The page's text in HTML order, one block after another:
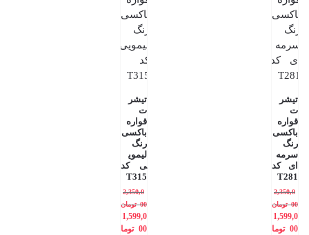
تیشر
ت
قواره
باکسی
رنگ
سرمه
ای کد
T281
2,350,0
00 تومان
1,599,0
00 توما
تیشر
ت
قواره
باکسی
رنگ
لیموی
ی کد
T315
2,350,0
00 تومان
1,599,0
00 توما